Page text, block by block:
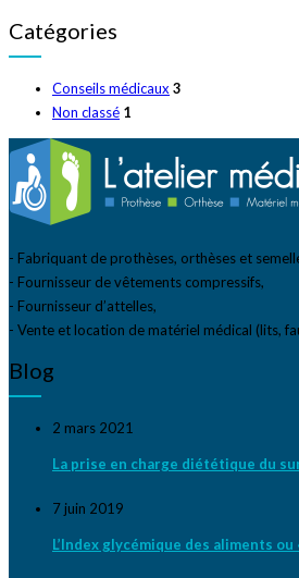
Catégories
Conseils médicaux 3
Non classé 1
- Fabriquant de prothèses, orthèses et
- Fournisseur de vêtements compressifs,
- Fournisseur d’attelles,
- Vente et location de matériel médical (lits,
Blog
2 mars 2021
La prise en charge diététique du
7 juin 2019
L’Index glycémique des aliments ou